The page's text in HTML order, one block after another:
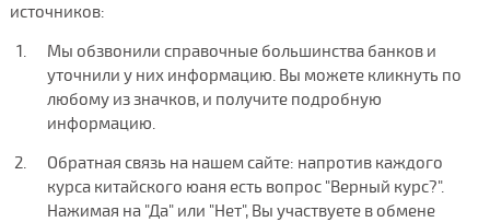
источников:
Мы обзвонили справочные большинства банков и
уточнили у них информацию. Вы можете кликнуть по
любому из значков, и получите подробную
информацию.
Обратная связь на нашем сайте: напротив каждого
курса китайского юаня есть вопрос "Верный курс?".
Нажимая на "Да" или "Нет", Вы участвуете в обмене